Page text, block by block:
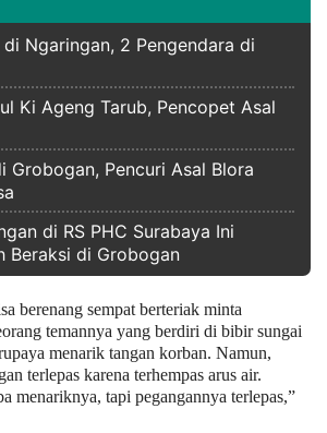
Ngaringan, 2 Pengendara di
Ki Ageng Tarub, Pencopet Asal
Grobogan, Pencuri Asal Blora
di RS PHC Surabaya Ini
Beraksi di Grobogan
berenang sempat berteriak minta
temannya yang berdiri di bibir sungai
menarik tangan korban. Namun,
terlepas karena terhempas arus air.
menariknya, tapi pegangannya terlepas,”